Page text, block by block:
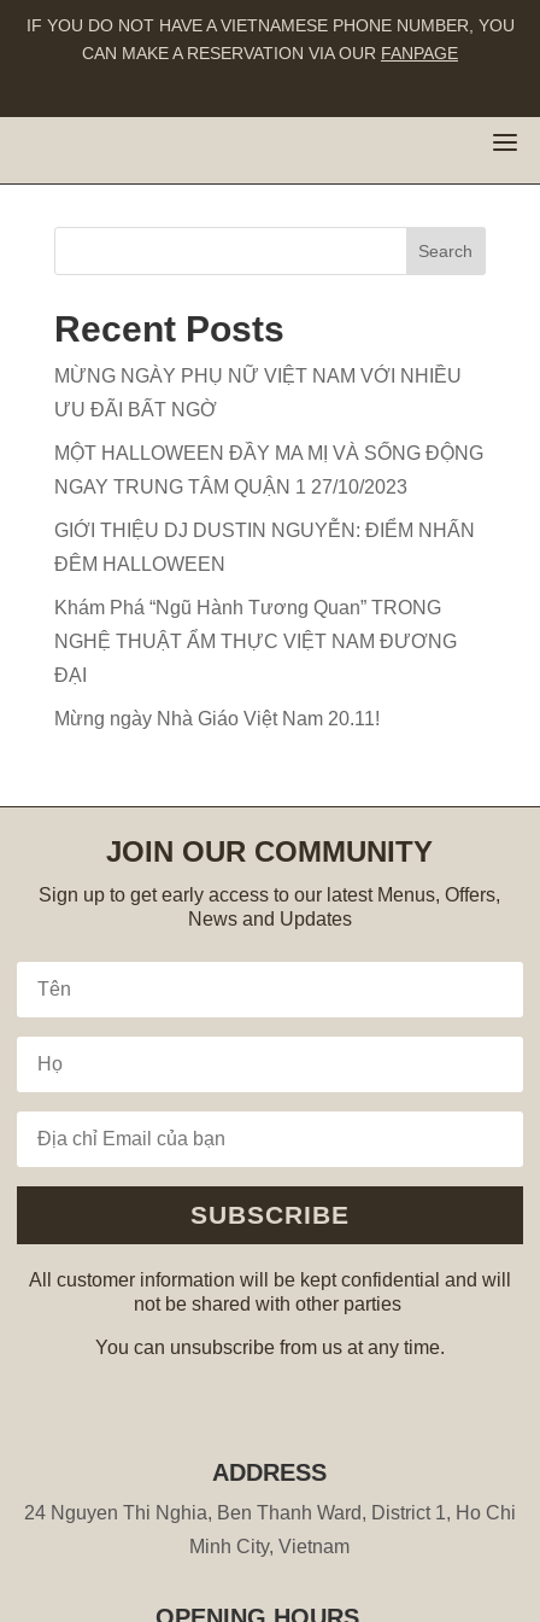
IF YOU DO NOT HAVE A VIETNAMESE PHONE NUMBER, YOU
CAN MAKE A RESERVATION VIA OUR FANPAGE
Recent Posts
MỪNG NGÀY PHỤ NỮ VIỆT NAM VỚI NHIỀU
ƯU ĐÃI BẤT NGỜ
MỘT HALLOWEEN ĐẦY MA MỊ VÀ SỐNG ĐỘNG
NGAY TRUNG TÂM QUẬN 1 27/10/2023
GIỚI THIỆU DJ DUSTIN NGUYỄN: ĐIỂM NHẤN
ĐÊM HALLOWEEN
Khám Phá “Ngũ Hành Tương Quan” TRONG
NGHỆ THUẬT ẨM THỰC VIỆT NAM ĐƯƠNG
ĐẠI
Mừng ngày Nhà Giáo Việt Nam 20.11!
JOIN OUR COMMUNITY
Sign up to get early access to our latest Menus, Offers,
News and Updates
SUBSCRIBE
All customer information will be kept confidential and will
not be shared with other parties
You can unsubscribe from us at any time.
ADDRESS
24 Nguyen Thi Nghia, Ben Thanh Ward, District 1, Ho Chi
Minh City, Vietnam